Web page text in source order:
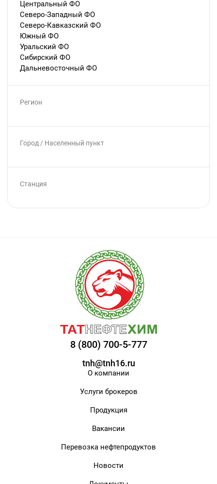
Центральный ФО
Северо-Западный ФО
Северо-Кавказский ФО
Южный ФО
Уральский ФО
Сибирский ФО
Дальневосточный ФО
Регион
Город / Населенный пункт
Станция
8 (800) 700-5-777
tnh@tnh16.ru
О компании
Услуги брокеров
Продукция
Вакансии
Перевозка нефтепродуктов
Новости